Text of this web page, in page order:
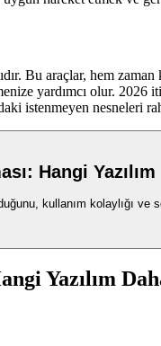
Bu araçlar, hem zaman
yardımcı olur. 2026
istenmeyen nesneleri
Hangi
kullanım kolaylığı
Yazılım